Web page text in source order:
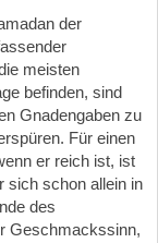
der
meisten
befinden, sind
Gnadengaben zu
Für einen
er reich ist, ist
sich schon allein in
des
Geschmackssinn,